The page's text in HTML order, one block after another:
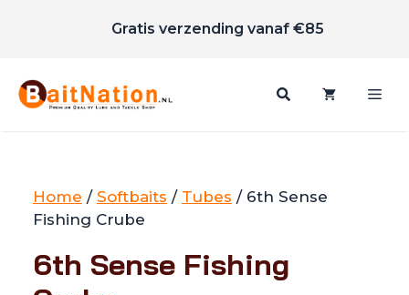
inhoud
Gratis verzending vanaf €85
Home / Softbaits / Tubes / 6th Sense
Fishing Crube
6th Sense Fishing